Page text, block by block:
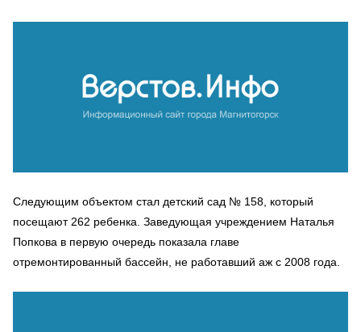
Следующим объектом стал детский сад № 158, который
посещают 262 ребенка. Заведующая учреждением Наталья
Попкова в первую очередь показала главе
отремонтированный бассейн, не работавший аж с 2008 года.